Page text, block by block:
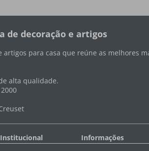
de decoração e artigos
artigos para casa que reúne as melhores
alta qualidade.
2000
Institucional Informações